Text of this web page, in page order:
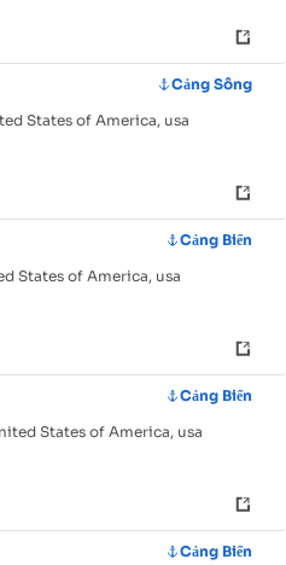
Cảng Sông
States of America, usa
Cảng Biển
States of America, usa
Cảng Biển
States of America, usa
Cảng Biển